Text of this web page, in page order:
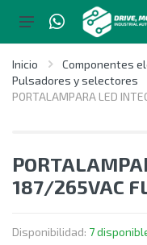
Inicio Componentes
Pulsadores y selectores
PORTALAMPARA LED
187/265VAC
Disponibilidad: 7